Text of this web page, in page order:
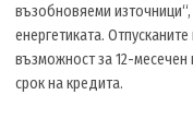
възобновяеми
енергетиката.
възможност за 12-
срок на кредита.